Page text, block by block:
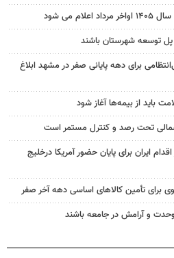
می شود
پل توسعه شهرستان باشند
برای دهه پایانی صفر در مشهد ابلاغ
باید از بیمه‌ها آغاز شود
تحت رصد و کنترل مستمر است
ایران برای پایان حضور آمریکا درخلیج
برای تأمین کالاهای اساسی دهه آخر صفر
وحدت و آرامش در جامعه باشند